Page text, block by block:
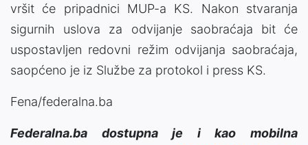
vršit će pripadnici MUP-a KS. Nakon stvaranja
sigurnih uslova za odvijanje saobraćaja bit će
uspostavljen redovni režim odvijanja saobraćaja,
saopćeno je iz Službe za protokol i press KS.
Fena/federalna.ba
Federalna.ba dostupna je i kao mobilna